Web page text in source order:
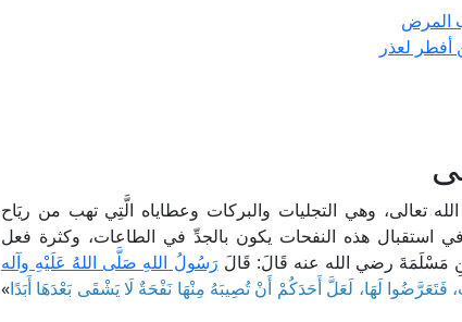
المرض
لعذر
تعالى، وهي التجليات والبركات وعطاياه الَّتِي تهب من ريَاح
استقبال هذه النفحات يكون بالجدِّ في الطاعات، وكثرة فعل
مَسْلَمَةَ رضي الله عنه قَالَ: قَالَرَسُولُ اللهِ صَلَّى اللهُ عَلَيْهِ وآله
لَهَا، لَعَلَّ أَحَدَكُمْ أَنْ تُصِيبَهُ مِنْهَا نَفْحَةٌ لَا يَشْقَى بَعْدَهَا أَبَدًا»